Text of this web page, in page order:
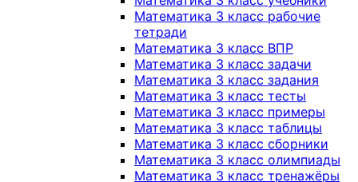
Математика 3 класс рабочие
тетради
Математика 3 класс ВПР
Математика 3 класс задачи
Математика 3 класс задания
Математика 3 класс тесты
Математика 3 класс примеры
Математика 3 класс таблицы
Математика 3 класс сборники
Математика 3 класс олимпиады
Математика 3 класс тренажёры